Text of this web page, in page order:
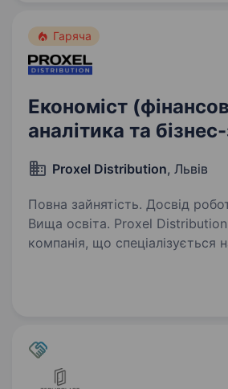
досвід взаємодії з брендом.
Гаряча
Економіст
аналітика та бізнес-
Proxel Distribution, Львів
Повна зайнятість. Досвід
Вища освіта. Proxel Distribution — українська
компанія, що спеціалізується